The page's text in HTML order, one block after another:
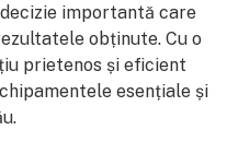
importantă care
obținute. Cu o
prietenos și eficient
esențiale și